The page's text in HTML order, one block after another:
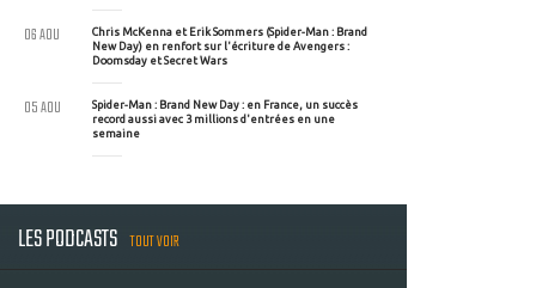
Chris McKenna et Erik Sommers (Spider-Man : Brand
New Day) en renfort sur l'écriture de Avengers :
Doomsday et Secret Wars
06 AOU
Spider-Man : Brand New Day : en France, un succès
record aussi avec 3 millions d'entrées en une
semaine
05 AOU
LES PODCASTS TOUT VOIR